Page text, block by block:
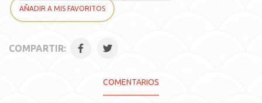
AÑADIR A MIS FAVORITOS
COMPARTIR:
COMENTARIOS